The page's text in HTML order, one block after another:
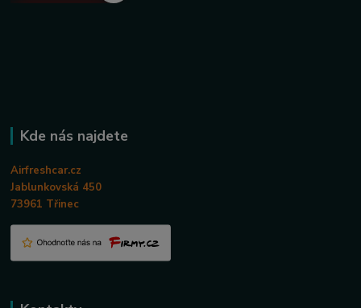
Kde nás najdete
Airfreshcar.cz
Jablunkovská 450
73961 Třinec